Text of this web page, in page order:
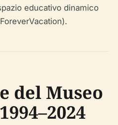
educativo dinamico
del Museo